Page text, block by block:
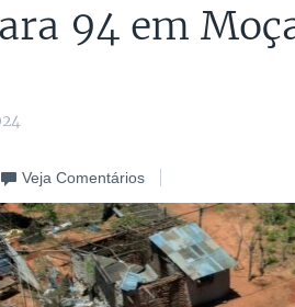
94 em
Veja Comentários